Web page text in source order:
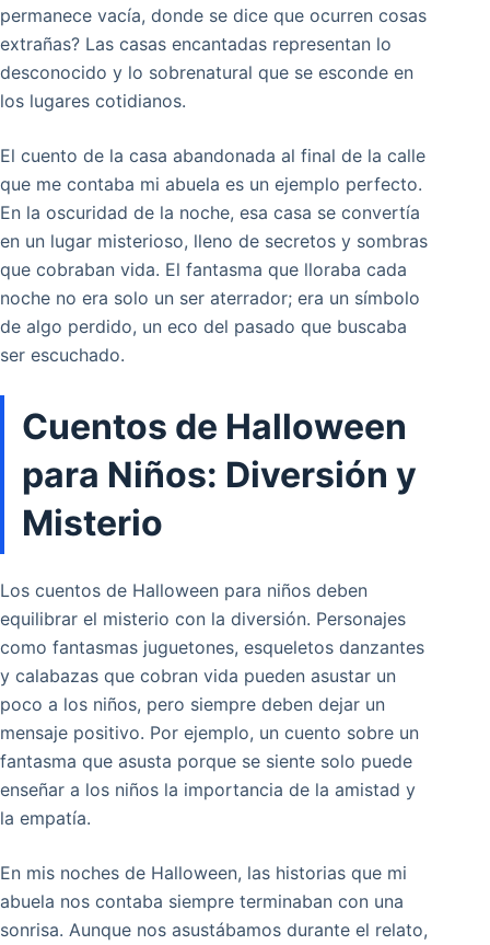
permanece vacía, donde se dice que ocurren cosas
extrañas? Las casas encantadas representan lo
desconocido y lo sobrenatural que se esconde en
los lugares cotidianos.
El cuento de la casa abandonada al final de la calle
que me contaba mi abuela es un ejemplo perfecto.
En la oscuridad de la noche, esa casa se convertía
en un lugar misterioso, lleno de secretos y sombras
que cobraban vida. El fantasma que lloraba cada
noche no era solo un ser aterrador; era un símbolo
de algo perdido, un eco del pasado que buscaba
ser escuchado.
Cuentos de Halloween
para Niños: Diversión y
Misterio
Los cuentos de Halloween para niños deben
equilibrar el misterio con la diversión. Personajes
como fantasmas juguetones, esqueletos danzantes
y calabazas que cobran vida pueden asustar un
poco a los niños, pero siempre deben dejar un
mensaje positivo. Por ejemplo, un cuento sobre un
fantasma que asusta porque se siente solo puede
enseñar a los niños la importancia de la amistad y
la empatía.
En mis noches de Halloween, las historias que mi
abuela nos contaba siempre terminaban con una
sonrisa. Aunque nos asustábamos durante el relato,